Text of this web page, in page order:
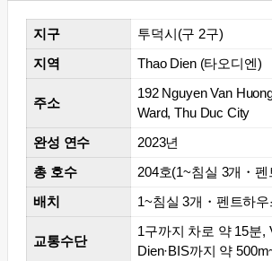
지구
투덕시(구 2구)
지역
Thao Dien (타오디엔)
주소
192 Nguyen Van
Ward, Thu Duc City
완성 연수
2023년
총 호수
204호(1~침실 3개・펜
배치
1~침실 3개・펜트하우
교통수단
1구까지 차로 약 15분,
Dien·BIS까지 약